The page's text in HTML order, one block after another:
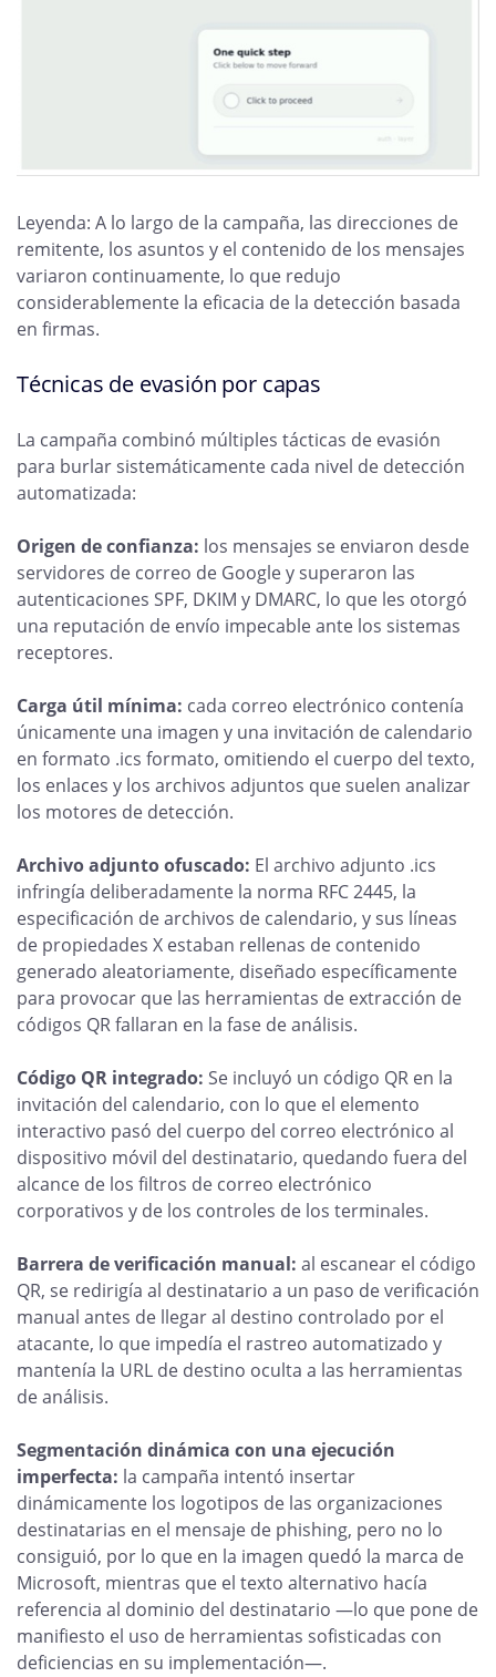
Leyenda: A lo largo de la campaña, las direcciones de
remitente, los asuntos y el contenido de los mensajes
variaron continuamente, lo que redujo
considerablemente la eficacia de la detección basada
en firmas.
Técnicas de evasión por capas
La campaña combinó múltiples tácticas de evasión
para burlar sistemáticamente cada nivel de detección
automatizada:
Origen de confianza: los mensajes se enviaron desde
servidores de correo de Google y superaron las
autenticaciones SPF, DKIM y DMARC, lo que les otorgó
una reputación de envío impecable ante los sistemas
receptores.
Carga útil mínima: cada correo electrónico contenía
únicamente una imagen y una invitación de calendario
en formato .ics formato, omitiendo el cuerpo del texto,
los enlaces y los archivos adjuntos que suelen analizar
los motores de detección.
Archivo adjunto ofuscado: El archivo adjunto .ics
infringía deliberadamente la norma RFC 2445, la
especificación de archivos de calendario, y sus líneas
de propiedades X estaban rellenas de contenido
generado aleatoriamente, diseñado específicamente
para provocar que las herramientas de extracción de
códigos QR fallaran en la fase de análisis.
Código QR integrado: Se incluyó un código QR en la
invitación del calendario, con lo que el elemento
interactivo pasó del cuerpo del correo electrónico al
dispositivo móvil del destinatario, quedando fuera del
alcance de los filtros de correo electrónico
corporativos y de los controles de los terminales.
Barrera de verificación manual: al escanear el código
QR, se redirigía al destinatario a un paso de verificación
manual antes de llegar al destino controlado por el
atacante, lo que impedía el rastreo automatizado y
mantenía la URL de destino oculta a las herramientas
de análisis.
Segmentación dinámica con una ejecución
imperfecta: la campaña intentó insertar
dinámicamente los logotipos de las organizaciones
destinatarias en el mensaje de phishing, pero no lo
consiguió, por lo que en la imagen quedó la marca de
Microsoft, mientras que el texto alternativo hacía
referencia al dominio del destinatario —lo que pone de
manifiesto el uso de herramientas sofisticadas con
deficiencias en su implementación—.